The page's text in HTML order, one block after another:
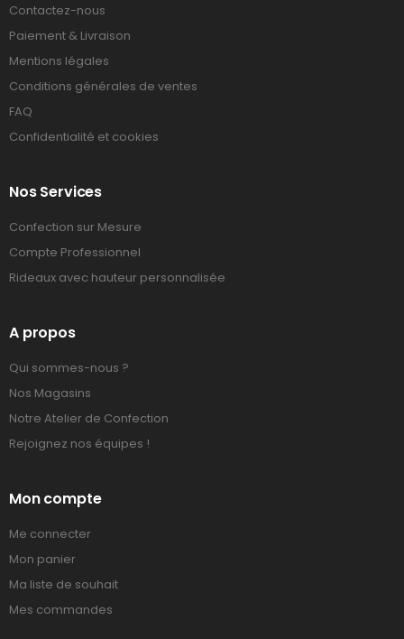
Contactez-nous
Paiement & Livraison
Mentions légales
Conditions générales de ventes
FAQ
Confidentialité et cookies
Nos Services
Confection sur Mesure
Compte Professionnel
Rideaux avec hauteur personnalisée
A propos
Qui sommes-nous ?
Nos Magasins
Notre Atelier de Confection
Rejoignez nos équipes !
Mon compte
Me connecter
Mon panier
Ma liste de souhait
Mes commandes